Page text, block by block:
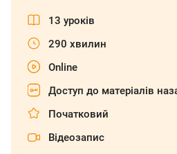
13 уроків
290 хвилин
Online
Доступ до матеріалів
Початковий
Відеозапис